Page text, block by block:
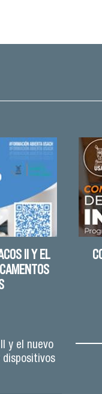
II Y EL
y el nuevo
dispositivos